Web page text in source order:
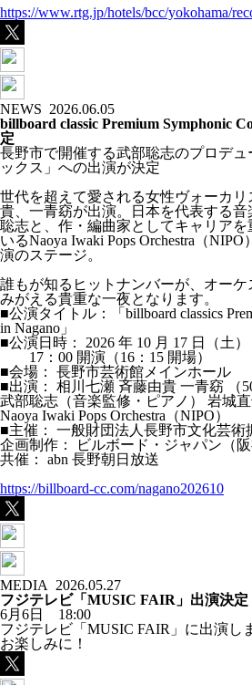
https://www.rtg.jp/hotels/bcc/yokohama/
NEWS 2026.06.05
billboard classic Premium Symphonic
定
長野市で開催する武部聡志のプロデ
ックス」への出演が決定
世代を超えて愛される女性ヴォーカ
貴、一青窈が出演。日本を代表する
聡志と、作・編曲家としてキャリア
いるNaoya Iwaki Pops Orchestra（
演のステージ。
誰もが知るヒットナンバーが、オーケ
みがえる貴重な一夜となります。
■公演タイトル：「billboard classics
in Nagano」
■公演日時： 2026 年 10 月 17 日（土）
17：00 開演（16：15 開場）
■会場： 長野市芸術館メインホール
■出演： 相川七瀬 斉藤由貴 一青窈 （
武部聡志（音楽監修・ピアノ） 岩城直
Naoya Iwaki Pops Orchestra（NIPO）
■主催： 一般財団法人長野市文化芸術
企画制作： ビルボード・ジャパン（
共催： abn 長野朝日放送
https://billboard-cc.com/nagano202610
MEDIA
2026.05.27
フジテレビ「MUSIC FAIR」出演決定
6月6日 18:00
フジテレビ「MUSIC FAIR」に出演し
お楽しみに！